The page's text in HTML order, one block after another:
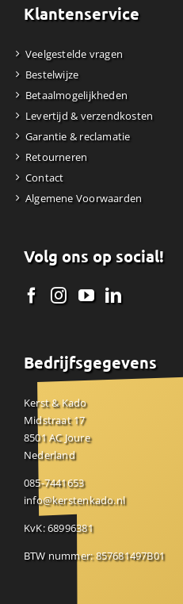
Klantenservice
Veelgestelde vragen
Bestelwijze
Betaalmogelijkheden
Levertijd & verzendkosten
Garantie & reclamatie
Retourneren
Contact
Algemene Voorwaarden
Volg ons op social!
Bedrijfsgegevens
Kerst & Kado
Midstraat 17
8501 AC Joure
Nederland
085-7441653
info@kerstenkado.nl
KvK: 68996381
BTW nummer: 857681497B01